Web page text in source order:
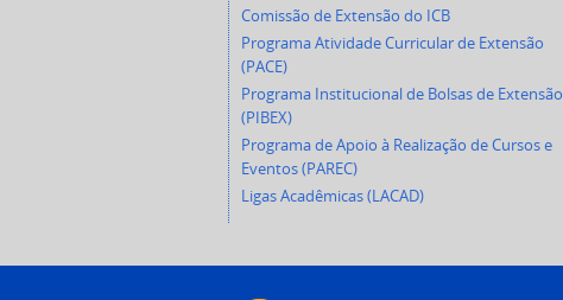
Comissão de Extensão do ICB
Programa Atividade Curricular de Extensão
(PACE)
Programa Institucional de Bolsas de Extensão
(PIBEX)
Programa de Apoio à Realização de Cursos e
Eventos (PAREC)
Ligas Acadêmicas (LACAD)